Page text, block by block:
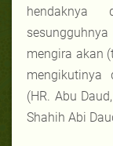
hendaknya
mengira akan
(HR. Abu
Shahih Abi